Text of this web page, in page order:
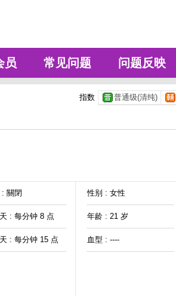
员 常见问题 问题反映
指数 普通级(清纯)
: 關閉
: 每分钟 8 点
: 每分钟 15 点
性别 : 女性
年龄 : 21 岁
血型 : ----